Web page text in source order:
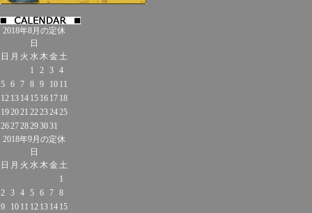
2018年8月の定休
日
日 月 火 水 木 金 土
1
2 3 4
5 6 7 8 9 10 11
12 13 14 15 16 17 18
192021 22232425
262728293031
2018年9月の定休
日
日 月 火 水 木 金 土
1
2 3 4 5 6 7 8
9
10 11 12 13 14 15